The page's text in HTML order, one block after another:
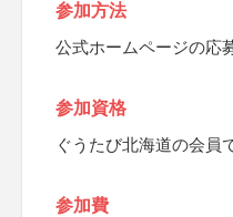
参加方法
公式ホームページの応
参加資格
ぐうたび北海道の会員
参加費